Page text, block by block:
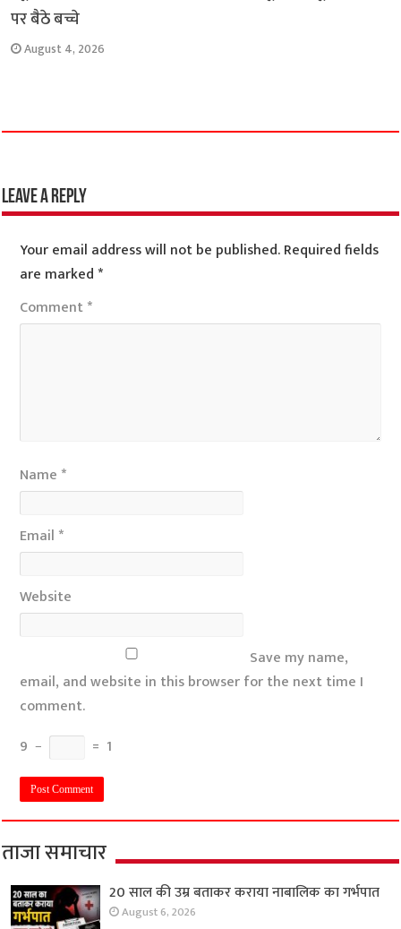
पर बैठे बच्चे
August 4, 2026
Leave a Reply
Your email address will not be published.Required fields
are marked*
Comment*
Name *
Email *
Website
Save my name,
email, and website in this browser for the next time I
comment.
9 − = 1
ताजा समाचार
20 साल की उम्र बताकर कराया नाबालिक का गर्भपात
August 6, 2026